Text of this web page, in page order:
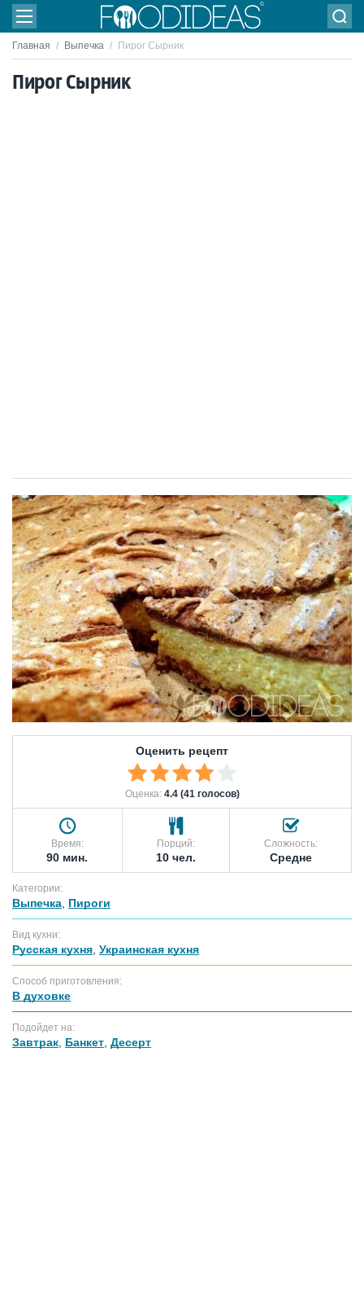
Главная / Выпечка / Пирог Сырник
Пирог Сырник
Оценить рецепт
Оценка: 4.4 (41 голосов)
Время:
90 мин.
Порций:
10 чел.
Сложность:
Средне
Категории:
Выпечка Пироги
Вид кухни:
Русская кухня Украинская кухня
Способ приготовления:
В духовке
Подойдет на:
Завтрак Банкет Десерт